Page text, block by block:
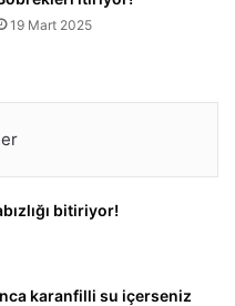
19 Mart 2025
bitiriyor!
karanfilli su içerseniz